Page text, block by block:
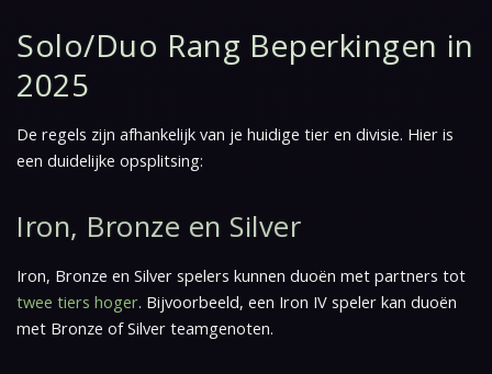
Solo/Duo Rang Beperkingen in
2025
De regels zijn afhankelijk van je huidige tier en divisie. Hier is
een duidelijke opsplitsing:
Iron, Bronze en Silver
Iron, Bronze en Silver spelers kunnen duoën met partners tot
twee tiers hoger. Bijvoorbeeld, een Iron IV speler kan duoën
met Bronze of Silver teamgenoten.